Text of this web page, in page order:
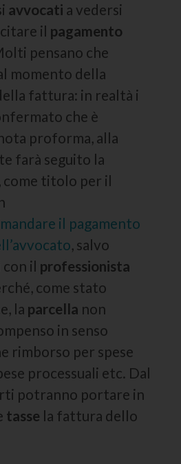
avvocati a vedersi
il pagamento
pensano che
momento della
fattura: in realtà i
che è
proforma, alla
farà seguito la
titolo per il
il pagamento
, salvo
il professionista
come stato
la parcella non
in senso
rimborso per spese
processuali etc. Dal
potranno portare in
tasse la fattura dello